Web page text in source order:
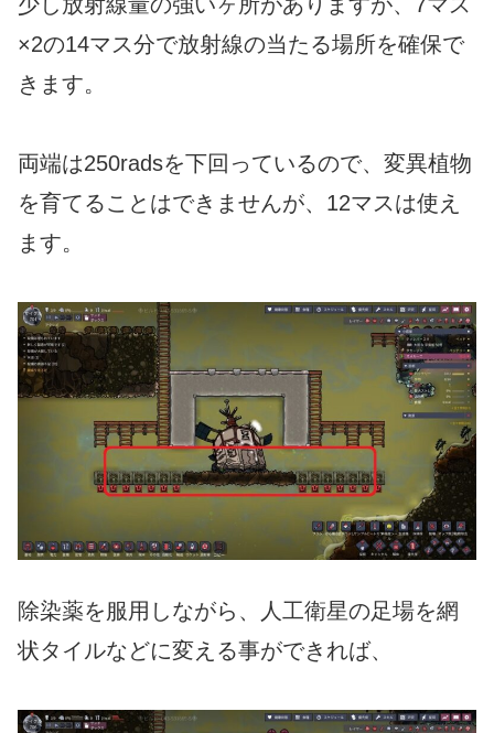
×2の14マス分で放射線の当たる場所を確保で
きます。
両端は250radsを下回っているので、変異植物
を育てることはできませんが、12マスは使え
ます。
除染薬を服用しながら、人工衛星の足場を網
状タイルなどに変える事ができれば、